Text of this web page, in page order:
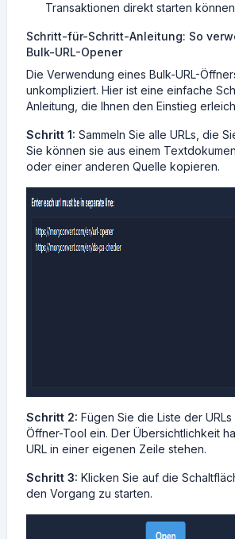
Transaktionen direkt starten
Schritt-für-Schritt-Anleitung: So
Bulk-URL-Opener
Die Verwendung eines Bulk-URL-
unkompliziert. Hier ist eine einfache
Anleitung, die Ihnen den Einstieg
Schritt 1: Sammeln Sie alle URLs, die
Sie können sie aus einem
oder einer anderen Quelle kopieren.
Schritt 2: Fügen Sie die Liste der URLs
Öffner-Tool ein. Der Übersichtlichkeit
URL in einer eigenen Zeile stehen.
Schritt 3: Klicken Sie auf die
den Vorgang zu starten.